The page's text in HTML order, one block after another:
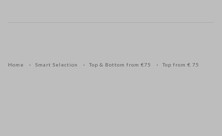
Home Smart Selection Top & Bottom from €75 Top from € 75